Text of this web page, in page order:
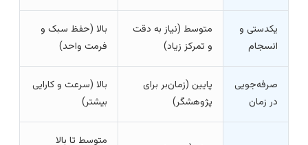
یکدستی و
انسجام
متوسط (نیاز به دقت
و تمرکز زیاد)
بالا (حفظ سبک و
فرمت واحد)
صرفه‌جویی
در زمان
پایین (زمان‌بر برای
پژوهشگر)
بالا (سرعت و کارایی
بیشتر)
متوسط تا بالا